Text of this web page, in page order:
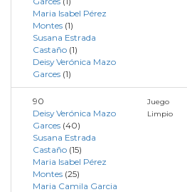
Maria Isabel Pérez
Montes (1)
Susana Estrada
Castaño (1)
Deisy Verónica Mazo
Garces (1)
90
Deisy Verónica Mazo
Garces (40)
Susana Estrada
Castaño (15)
Maria Isabel Pérez
Montes (25)
Maria Camila Garcia
Juego
Limpio